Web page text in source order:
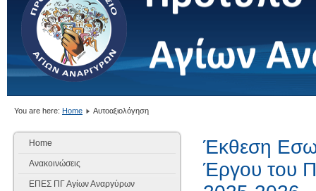
You are here: Home Αυτοαξιολόγηση
Home
Ανακοινώσεις
ΕΠΕΣ ΠΓ Αγίων Αναργύρων
Έκθεση
Έργου του